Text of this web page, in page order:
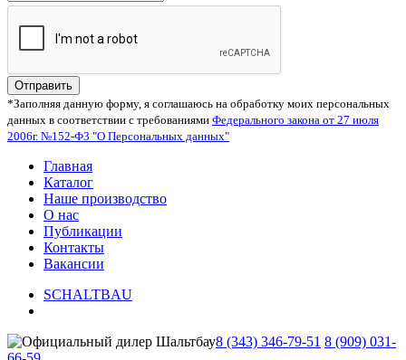
Отправить
*Заполняя данную форму, я соглашаюсь на обработку моих персональных
данных в соответствии с требованиями Федерального закона от 27 июля
2006г. №152-Ф3 "О Персональных данных"
Главная
Каталог
Наше производство
О нас
Публикации
Контакты
Вакансии
SCHALTBAU
8 (343) 346-79-51 8 (909) 031-